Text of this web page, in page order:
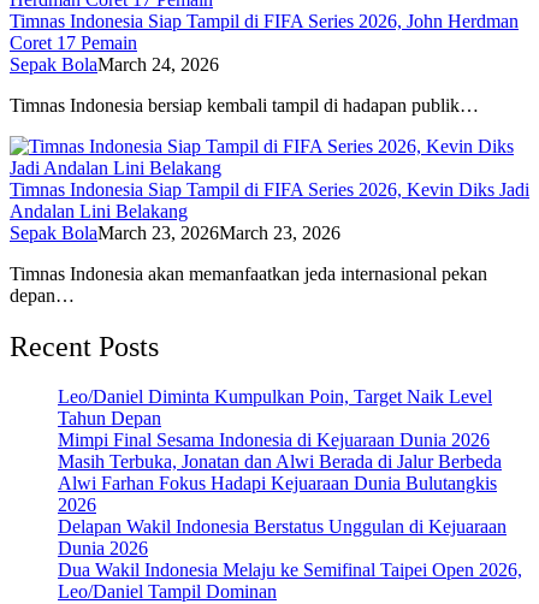
Timnas Indonesia Siap Tampil di FIFA Series 2026, John Herdman
Coret 17 Pemain
Sepak BolaMarch 24, 2026
Timnas Indonesia bersiap kembali tampil di hadapan publik…
Timnas Indonesia Siap Tampil di FIFA Series 2026, Kevin Diks Jadi
Andalan Lini Belakang
Sepak BolaMarch 23, 2026March 23, 2026
Timnas Indonesia akan memanfaatkan jeda internasional pekan
depan…
Recent Posts
Leo/Daniel Diminta Kumpulkan Poin, Target Naik Level
Tahun Depan
Mimpi Final Sesama Indonesia di Kejuaraan Dunia 2026
Masih Terbuka, Jonatan dan Alwi Berada di Jalur Berbeda
Alwi Farhan Fokus Hadapi Kejuaraan Dunia Bulutangkis
2026
Delapan Wakil Indonesia Berstatus Unggulan di Kejuaraan
Dunia 2026
Dua Wakil Indonesia Melaju ke Semifinal Taipei Open 2026,
Leo/Daniel Tampil Dominan